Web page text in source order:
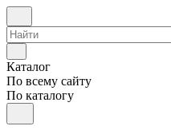
Каталог
По всему сайту
По каталогу